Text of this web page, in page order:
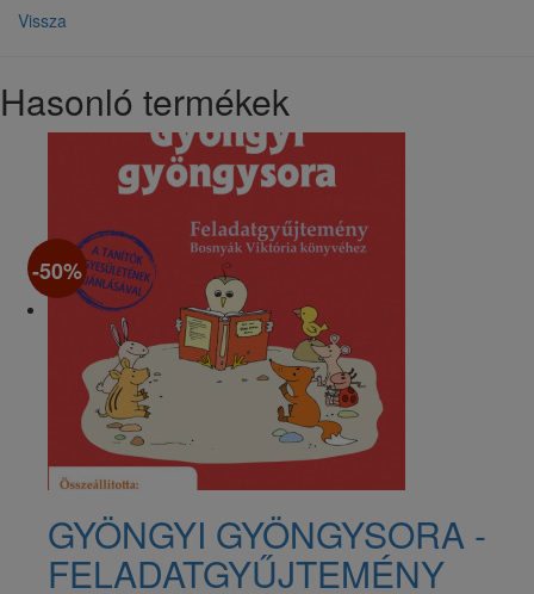
Vissza
Hasonló termékek
GYÖNGYI GYÖNGYSORA -
FELADATGYŰJTEMÉNY
-50%